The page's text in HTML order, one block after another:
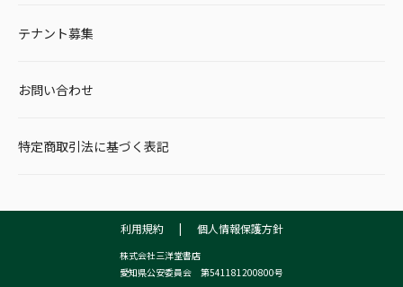
テナント募集
お問い合わせ
特定商取引法に基づく表記
利用規約 | 個人情報保護方針
株式会社三洋堂書店
愛知県公安委員会 第541181200800号